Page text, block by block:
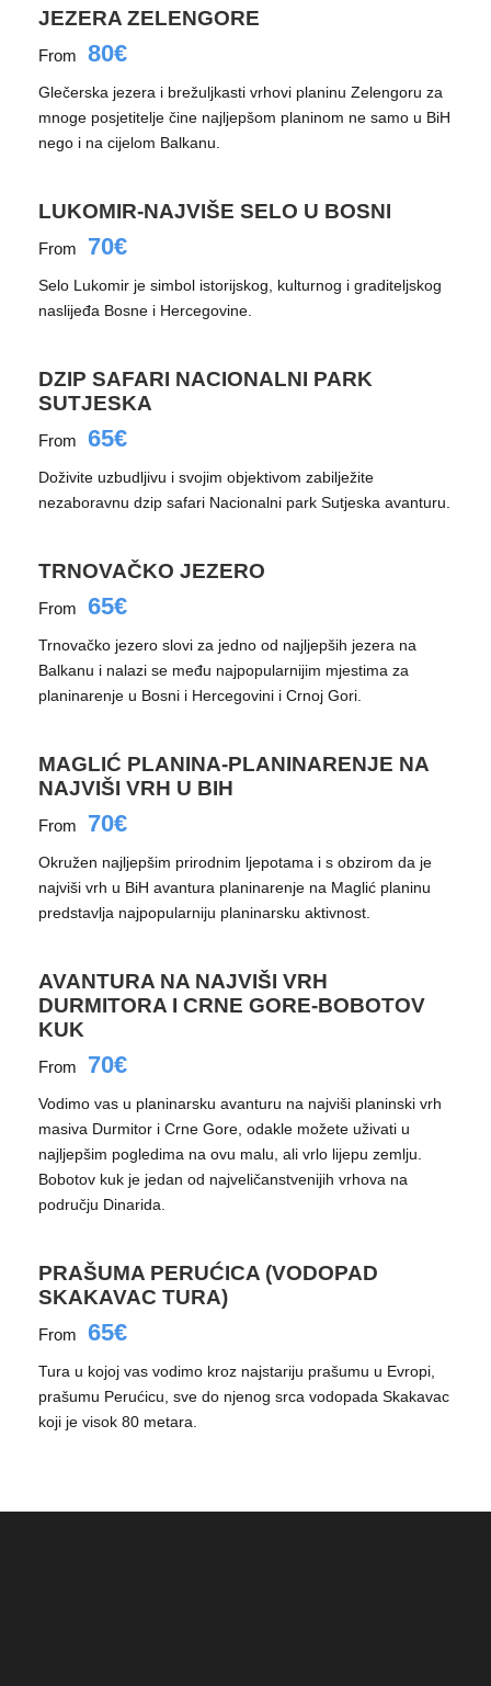
JEZERA ZELENGORE
From 80€
Glečerska jezera i brežuljkasti vrhovi planinu Zelengoru za
mnoge posjetitelje čine najljepšom planinom ne samo u BiH
nego i na cijelom Balkanu.
LUKOMIR-NAJVIŠE SELO U BOSNI
From 70€
Selo Lukomir je simbol istorijskog, kulturnog i graditeljskog
naslijeđa Bosne i Hercegovine.
DZIP SAFARI NACIONALNI PARK
SUTJESKA
From 65€
Doživite uzbudljivu i svojim objektivom zabilježite
nezaboravnu dzip safari Nacionalni park Sutjeska avanturu.
TRNOVAČKO JEZERO
From 65€
Trnovačko jezero slovi za jedno od najljepših jezera na
Balkanu i nalazi se među najpopularnijim mjestima za
planinarenje u Bosni i Hercegovini i Crnoj Gori.
MAGLIĆ PLANINA-PLANINARENJE NA
NAJVIŠI VRH U BIH
From 70€
Okružen najljepšim prirodnim ljepotama i s obzirom da je
najviši vrh u BiH avantura planinarenje na Maglić planinu
predstavlja najpopularniju planinarsku aktivnost.
AVANTURA NA NAJVIŠI VRH
DURMITORA I CRNE GORE-BOBOTOV
KUK
From 70€
Vodimo vas u planinarsku avanturu na najviši planinski vrh
masiva Durmitor i Crne Gore, odakle možete uživati u
najljepšim pogledima na ovu malu, ali vrlo lijepu zemlju.
Bobotov kuk je jedan od najveličanstvenijih vrhova na
području Dinarida.
PRAŠUMA PERUĆICA (VODOPAD
SKAKAVAC TURA)
From 65€
Tura u kojoj vas vodimo kroz najstariju prašumu u Evropi,
prašumu Perućicu, sve do njenog srca vodopada Skakavac
koji je visok 80 metara.